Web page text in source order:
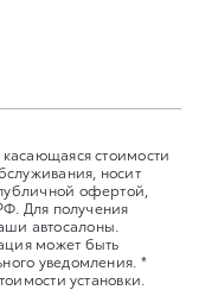
стоимости
носит
офертой,
Для получения
автосалоны.
может быть
уведомления. *
установки.